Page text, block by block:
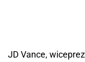
JD Vance,